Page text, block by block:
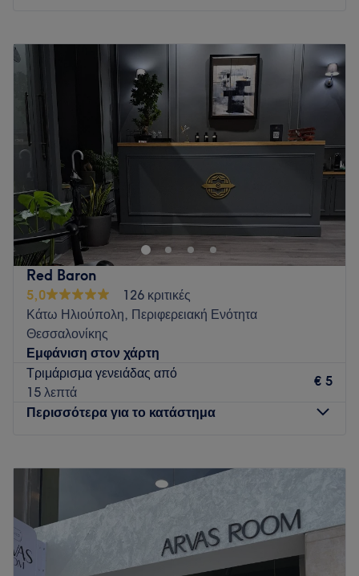
Τρίτη
10:00
20:00
Τετάρτη
10:00
20:00
10:00
20:00
Παρασκευή
10:00
10:00–20:00
Κυριακή
Κλειστό
Το κατάστημα βρίσκεται εντός του ΑΒ Βασιλόπουλος
Πυλαίας
Go to venue
Red Baron
5,0
126 κριτικές
Κάτω Ηλιούπολη, Περιφερειακή Ενότητα
Θεσσαλονίκης
Εμφάνιση στον χάρτη
Τριμάρισμα γενειάδας από
15 λεπτά
€ 5
Περισσότερα για το κατάστημα
10:00
Τετάρτη
Πέμπτη
10:00–20:00
Παρασκευή
10:00–20:00
Σάββατο
16:00
Κυριακή